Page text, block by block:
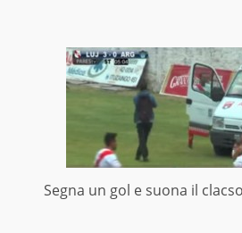
Segna un gol e suona il